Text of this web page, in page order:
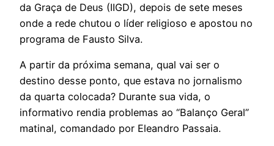
da Graça de Deus (IIGD), depois de sete meses
onde a rede chutou o líder religioso e apostou no
programa de Fausto Silva.
A partir da próxima semana, qual vai ser o
destino desse ponto, que estava no jornalismo
da quarta colocada? Durante sua vida, o
informativo rendia problemas ao “Balanço Geral”
matinal, comandado por Eleandro Passaia.